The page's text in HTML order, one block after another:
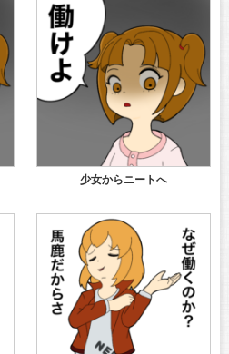
少女からニートへ